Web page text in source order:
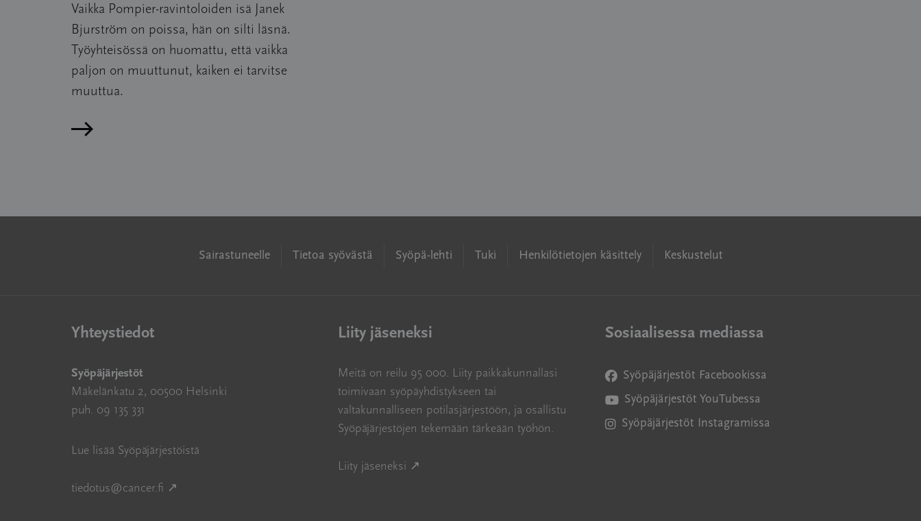
Vaikka Pompier-ravintoloiden isä Janek
Bjurström on poissa, hän on silti läsnä.
Työyhteisössä on huomattu, että vaikka
paljon on muuttunut, kaiken ei tarvitse
muuttua.
Lue artikkeli
Sairastuneelle Tietoa syövästä Syöpä-lehti Tuki Henkilötietojen käsittely Keskustelut
Yhteystiedot
Syöpäjärjestöt
Mäkelänkatu 2, 00500 Helsinki
puh. 09 135 331
Lue lisää Syöpäjärjestöistä
tiedotus@cancer.fi ↗
Liity jäseneksi
Meitä on reilu 95 000. Liity paikkakunnallasi
toimivaan syöpäyhdistykseen tai
valtakunnalliseen potilasjärjestöön, ja osallistu
Syöpäjärjestöjen tekemään tärkeään työhön.
Liity jäseneksi ↗
Sosiaalisessa mediassa
Syöpäjärjestöt Facebookissa
Avautuu uuteen ikkunaan
Syöpäjärjestöt YouTubessa
Avautuu uuteen ikkunaan
Syöpäjärjestöt Instagramissa
Avautuu uuteen ikkunaan